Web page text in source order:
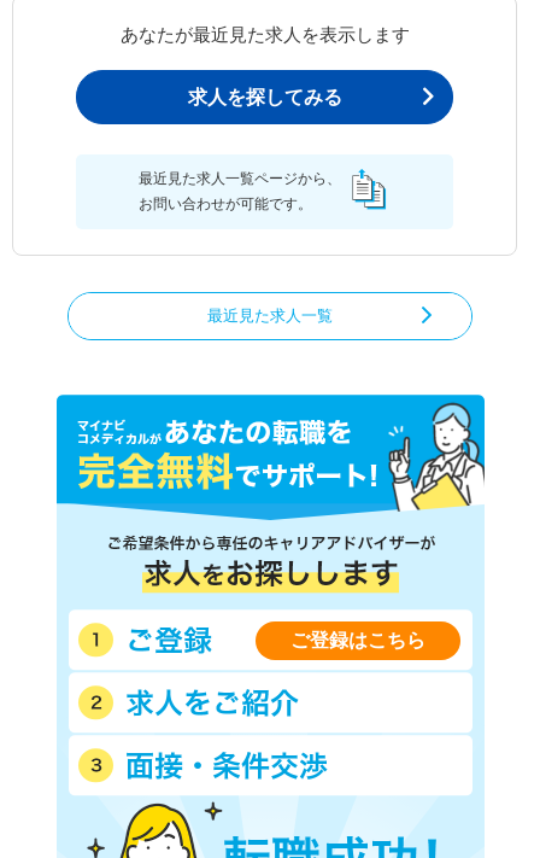
あなたが最近見た求人を表示します
求人を探してみる
最近見た求人一覧ページから、
お問い合わせが可能です。
最近見た求人一覧
ご登録はこちら